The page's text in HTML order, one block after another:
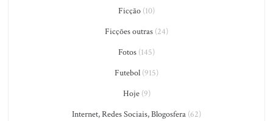
Ficção (10)
Ficções outras (24)
Fotos (145)
Futebol (915)
Hoje(9)
Internet, Redes Sociais, Blogosfera (62)